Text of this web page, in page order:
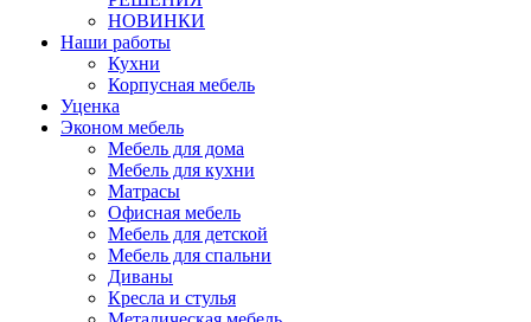
НОВИНКИ
Наши работы
Кухни
Корпусная мебель
Уценка
Эконом мебель
Мебель для дома
Мебель для кухни
Матрасы
Офисная мебель
Мебель для детской
Мебель для спальни
Диваны
Кресла и стулья